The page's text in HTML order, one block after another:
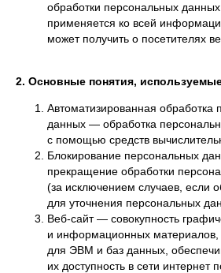
обработки персональных
применяется ко всей
может получить о посетителях
2. Основные понятия,
Автоматизированная обработка
данных — обработка
с помощью средств
Блокирование персональных
прекращение обработки
(за исключением случаев, если
для уточнения персональных
Веб-сайт — совокупность
и информационных материалов,
для ЭВМ и баз данных,
их доступность в сети интернет